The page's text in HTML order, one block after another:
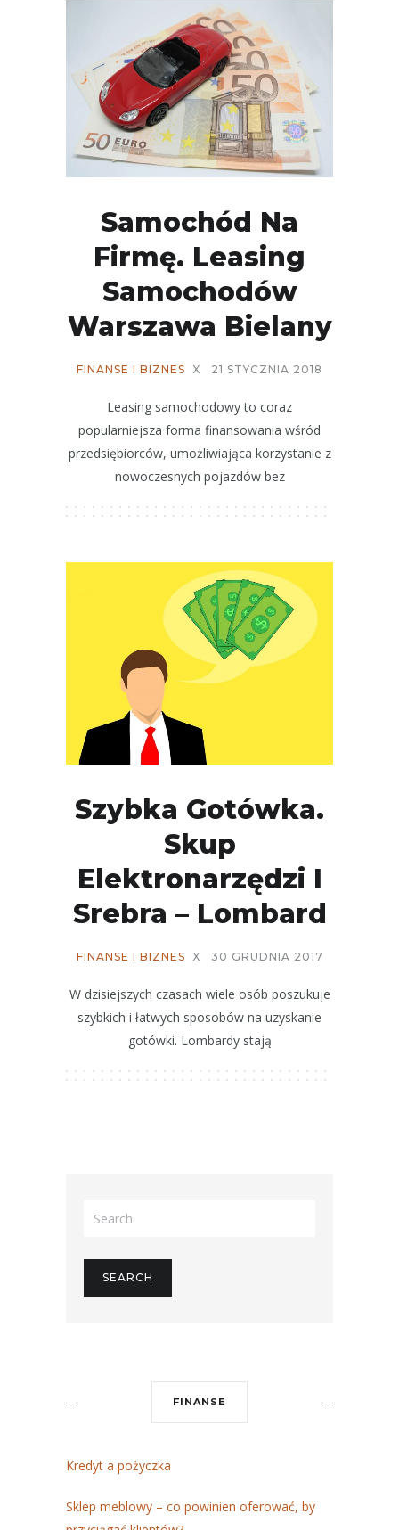
Samochód Na
Firmę. Leasing
Samochodów
Warszawa Bielany
FINANSE I BIZNES X 21 STYCZNIA 2018
Leasing samochodowy to coraz
popularniejsza forma finansowania wśród
przedsiębiorców, umożliwiająca korzystanie z
nowoczesnych pojazdów bez
Szybka Gotówka.
Skup
Elektronarzędzi I
Srebra – Lombard
FINANSE I BIZNES X 30 GRUDNIA 2017
W dzisiejszych czasach wiele osób poszukuje
szybkich i łatwych sposobów na uzyskanie
gotówki. Lombardy stają
FINANSE
Kredyt a pożyczka
Sklep meblowy – co powinien oferować, by